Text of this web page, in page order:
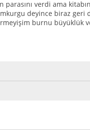
verdi ama kitabın
deyince biraz geri
burnu büyüklük